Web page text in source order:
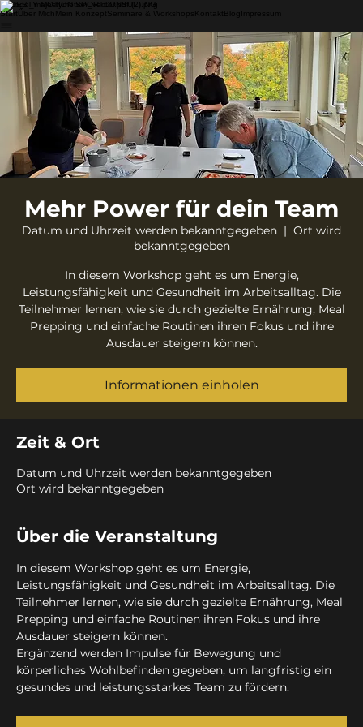
MAJESTY MOTION SPORTCONSULTING
Start Über Mich Mein Konzept Seminare & Workshops Kontakt Blog Impressum
Mehr Power für dein Team
Datum und Uhrzeit werden bekanntgegeben
  |
Ort wird
bekanntgegeben
In diesem Workshop geht es um Energie,
Leistungsfähigkeit und Gesundheit im Arbeitsalltag. Die
Teilnehmer lernen, wie sie durch gezielte Ernährung, Meal
Prepping und einfache Routinen ihren Fokus und ihre
Ausdauer steigern können.
Informationen einholen
Zeit & Ort
Datum und Uhrzeit werden bekanntgegeben
Ort wird bekanntgegeben
Über die Veranstaltung
In diesem Workshop geht es um Energie,
Leistungsfähigkeit und Gesundheit im Arbeitsalltag. Die
Teilnehmer lernen, wie sie durch gezielte Ernährung, Meal
Prepping und einfache Routinen ihren Fokus und ihre
Ausdauer steigern können.
Ergänzend werden Impulse für Bewegung und
körperliches Wohlbefinden gegeben, um langfristig ein
gesundes und leistungsstarkes Team zu fördern.